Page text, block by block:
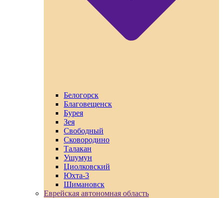
Белогорск
Благовещенск
Бурея
Зея
Свободный
Сковородино
Талакан
Ушумун
Циолковский
Юхта-3
Шимановск
Еврейская автономная область